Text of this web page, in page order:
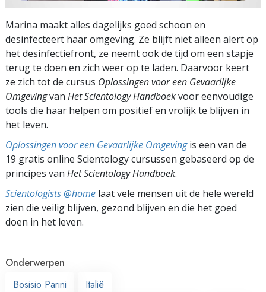
Marina maakt alles dagelijks goed schoon en
desinfecteert haar omgeving. Ze blijft niet alleen alert op
het desinfectiefront, ze neemt ook de tijd om een stapje
terug te doen en zich weer op te laden. Daarvoor keert
ze zich tot de cursus Oplossingen voor een Gevaarlijke
Omgevingvan Het Scientology Handboekvoor eenvoudige
tools die haar helpen om positief en vrolijk te blijven in
het leven.
Oplossingen voor een Gevaarlijke Omgevingis een van de
19 gratis online Scientology cursussen gebaseerd op de
principes van Het Scientology Handboek.
Scientologists @home laat vele mensen uit de hele wereld
zien die veilig blijven, gezond blijven en die het goed
doen in het leven.
Onderwerpen
Bosisio Parini
Italië